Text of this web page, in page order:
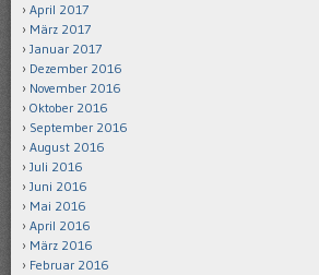
April 2017
März 2017
Januar 2017
Dezember 2016
November 2016
Oktober 2016
September 2016
August 2016
Juli 2016
Juni 2016
Mai 2016
April 2016
März 2016
Februar 2016